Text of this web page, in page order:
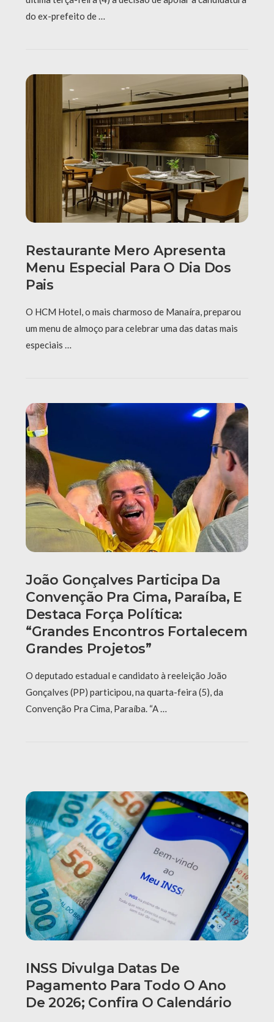
do ex-prefeito de …
Restaurante Mero Apresenta
Menu Especial Para O Dia Dos
Pais
O HCM Hotel, o mais charmoso de Manaíra, preparou
um menu de almoço para celebrar uma das datas mais
especiais …
João Gonçalves Participa Da
Convenção Pra Cima, Paraíba, E
Destaca Força Política:
“grandes Encontros Fortalecem
Grandes Projetos”
O deputado estadual e candidato à reeleição João
Gonçalves (PP) participou, na quarta-feira (5), da
Convenção Pra Cima, Paraíba. “A …
INSS Divulga Datas De
Pagamento Para Todo O Ano
De 2026; Confira O Calendário